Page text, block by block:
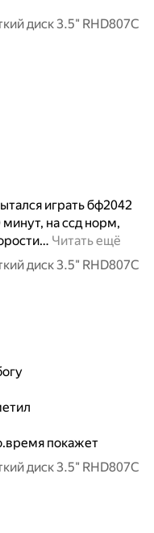
диск 3.5" RHD807C
играть бф2042
на ссд норм,
… Читать ещё
диск 3.5" RHD807C
покажет
диск 3.5" RHD807C